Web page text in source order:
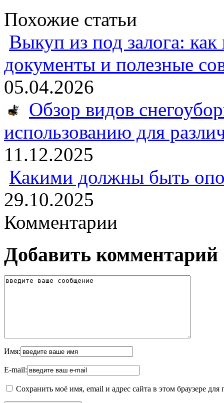
Похожие статьи
Выкуп из под залога:
документы и полезные
05.04.2026
Обзор видов
использованию для
11.12.2025
Какими должны быть
29.10.2025
Комментарии
Добавить комментарий
Имя:
E-mail:
Сохранить моё имя, email и адрес сайта в этом браузере